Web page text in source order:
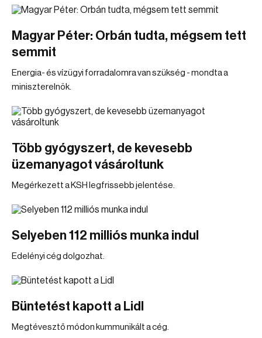
Magyar Péter: Orbán tudta, mégsem tett
semmit
Energia- és vízügyi forradalomra van szükség - mondta a
miniszterelnök.
Több gyógyszert, de kevesebb
üzemanyagot vásároltunk
Megérkezett a KSH legfrissebb jelentése.
Selyeben 112 milliós munka indul
Edelényi cég dolgozhat.
Büntetést kapott a Lidl
Megtévesztő módon kummunikált a cég.